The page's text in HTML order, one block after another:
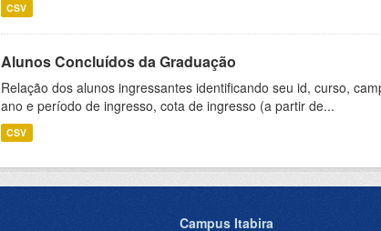
CSV
Alunos Concluídos da Graduação
Relação dos alunos ingressantes identificando seu id, curso,
ano e período de ingresso, cota de ingresso (a partir de...
CSV
Campus Itabira